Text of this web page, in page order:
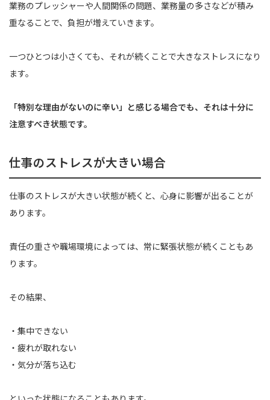
業務のプレッシャーや人間関係の問題、業務量の多さなどが積み
重なることで、負担が増えていきます。
一つひとつは小さくても、それが続くことで大きなストレスになり
ます。
「特別な理由がないのに辛い」と感じる場合でも、それは十分に
注意すべき状態です。
仕事のストレスが大きい場合
仕事のストレスが大きい状態が続くと、心身に影響が出ることが
あります。
責任の重さや職場環境によっては、常に緊張状態が続くこともあ
ります。
その結果、
・集中できない
・疲れが取れない
・気分が落ち込む